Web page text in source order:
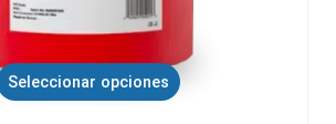
Seleccionar opciones